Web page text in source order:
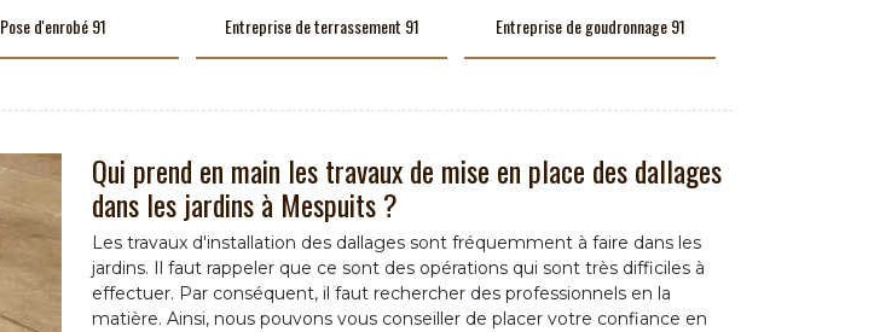
Pose d'enrobé 91 Entreprise de terrassement 91 Entreprise de goudronnage 91
Qui prend en main les travaux de mise en place des dallages
dans les jardins à Mespuits ?
Les travaux d'installation des dallages sont fréquemment à faire dans les
jardins. Il faut rappeler que ce sont des opérations qui sont très difficiles à
effectuer. Par conséquent, il faut rechercher des professionnels en la
matière. Ainsi, nous pouvons vous conseiller de placer votre confiance en